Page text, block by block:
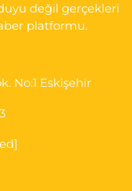
değil gerçekleri
platformu.
No:1 Eskişehir